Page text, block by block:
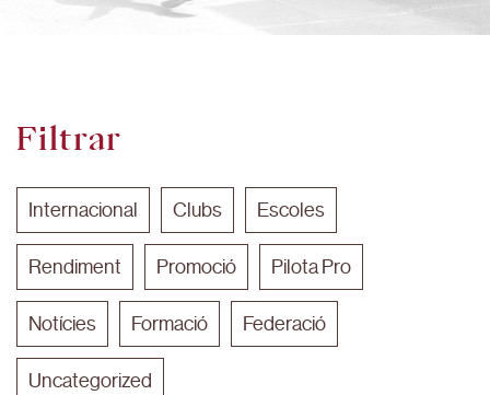
Filtrar
Internacional Clubs Escoles
Rendiment Promoció Pilota Pro
Notícies Formació Federació
Uncategorized